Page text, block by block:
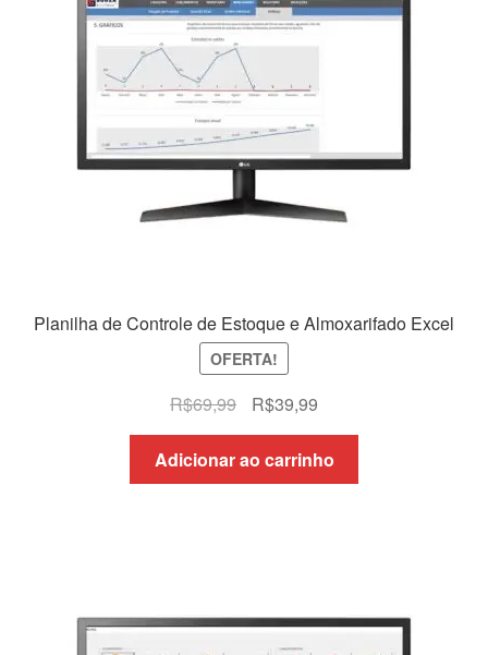
Planilha de Controle de Estoque e Almoxarifado Excel
OFERTA!
R$69,99
O
preço
original
era:
R$39,99O
preço
atual
é:
Adicionar ao carrinho